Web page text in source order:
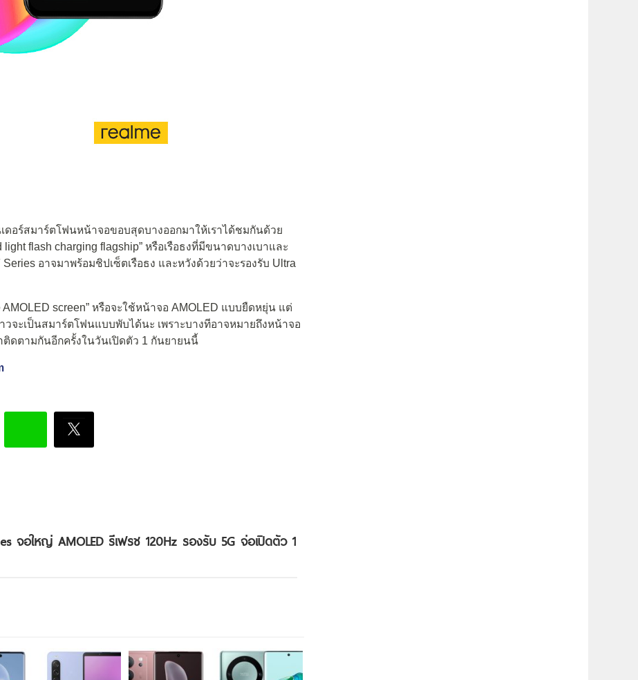
ดอร์สมาร์ตโฟนหน้าจอขอบสุดบางออกมาให้เราได้ชมกันด้วย
flash charging flagship” หรือเรือธงที่มีขนาดบางเบาและ
อาจมาพร้อมชิปเซ็ตเรือธง และหวังด้วยว่าจะรองรับ Ultra
screen” หรือจะใช้หน้าจอ AMOLED แบบยืดหยุ่น แต่
จะเป็นสมาร์ตโฟนแบบพับได้นะ เพราะบางทีอาจหมายถึงหน้าจอ
ติดตามกันอีกครั้งในวันเปิดตัว 1 กันยายนนี้
จอใหญ่ AMOLED รีเฟรช 120Hz รองรับ 5G จ่อเปิดตัว 1